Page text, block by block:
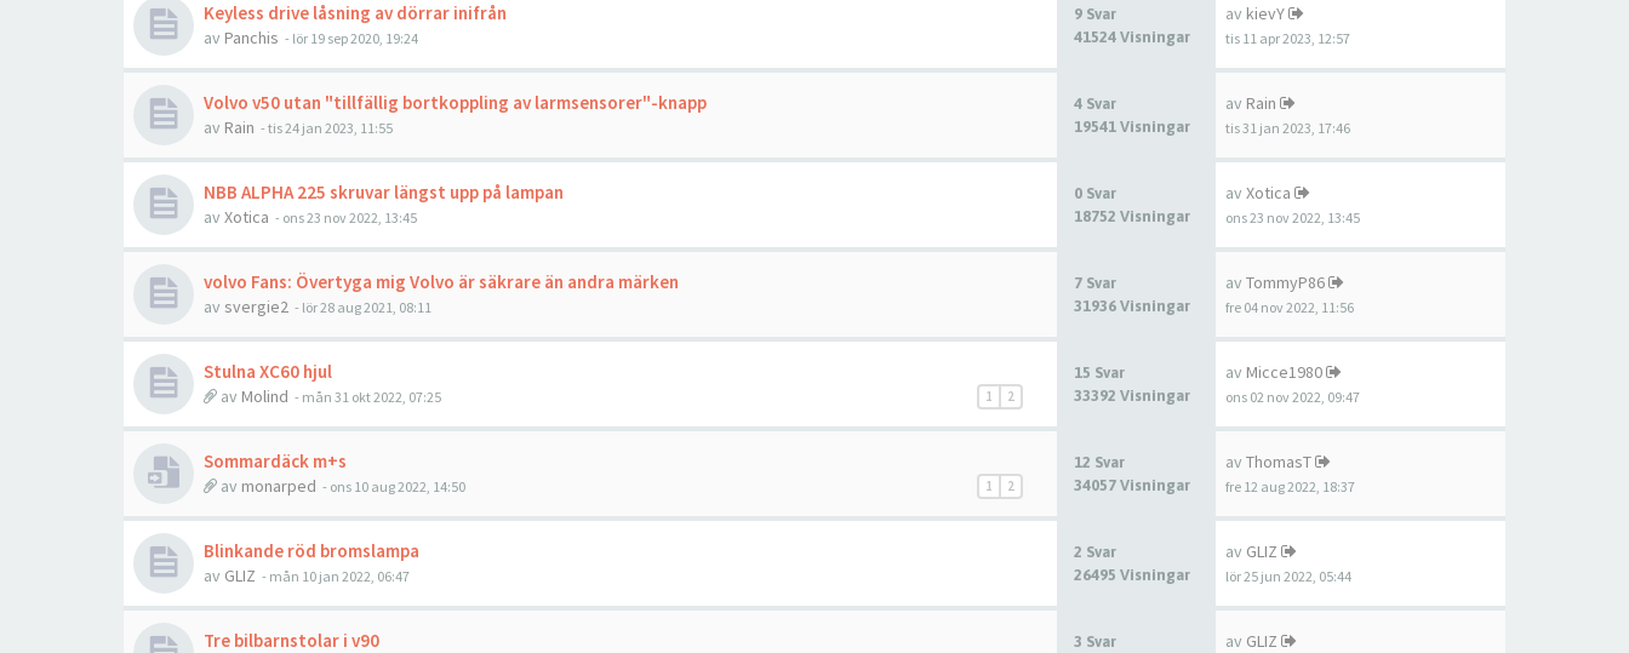
Keyless drive låsning av dörrar inifrån
av Panchis - lör 19 sep 2020, 19:24
9 Svar
41524 Visningar
av kievY
tis 11 apr 2023, 12:57
Volvo v50 utan "tillfällig bortkoppling av larmsensorer"-knapp
av Rain - tis 24 jan 2023, 11:55
4 Svar
19541 Visningar
av Rain
tis 31 jan 2023, 17:46
NBB ALPHA 225 skruvar längst upp på lampan
av Xotica - ons 23 nov 2022, 13:45
0 Svar
18752 Visningar
av Xotica
ons 23 nov 2022, 13:45
volvo Fans: Övertyga mig Volvo är säkrare än andra märken
av svergie2 - lör 28 aug 2021, 08:11
7 Svar
31936 Visningar
av TommyP86
fre 04 nov 2022, 11:56
Stulna XC60 hjul
1 2
av Molind - mån 31 okt 2022, 07:25
15 Svar
33392 Visningar
av Micce1980
ons 02 nov 2022, 09:47
Sommardäck m+s
1 2
av monarped - ons 10 aug 2022, 14:50
12 Svar
34057 Visningar
av ThomasT
fre 12 aug 2022, 18:37
Blinkande röd bromslampa
av GLIZ - mån 10 jan 2022, 06:47
2 Svar
26495 Visningar
av GLIZ
lör 25 jun 2022, 05:44
Tre bilbarnstolar i v90
3 Svar
av GLIZ